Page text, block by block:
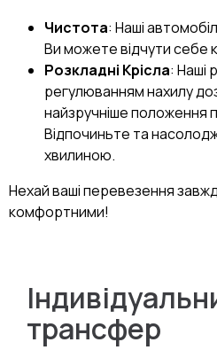
Чистота: Наші
Ви можете відчути себе
Розкладні Крісла: Наші
регулюванням нахилу
найзручніше положення
Відпочиньте та
хвилиною.
Нехай ваші перевезення
комфортними!
трансфер